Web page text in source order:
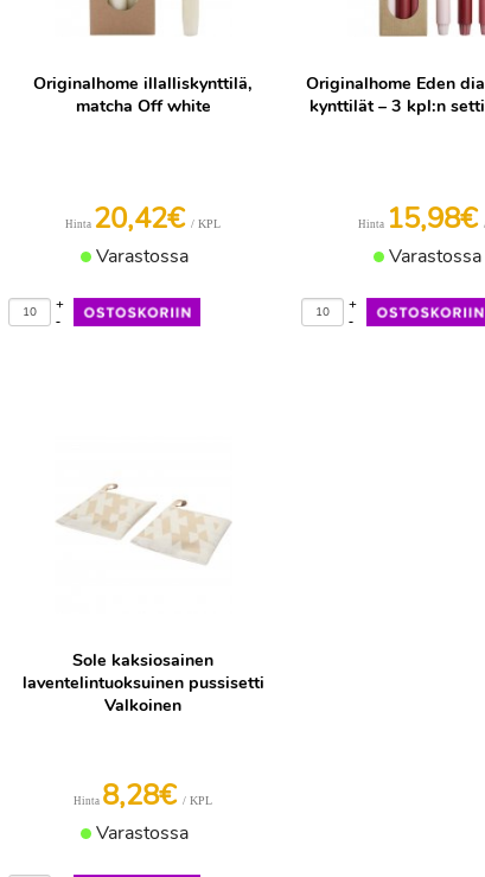
Originalhome illalliskynttilä,
matcha Off white
Hinta 20,42€ / KPL
Varastossa
-
+
Originalhome Eden
kynttilät – 3 kpl:n
Hinta 15,98€
Varastossa
-
+
Sole kaksiosainen
laventelintuoksuinen pussisetti
Valkoinen
Hinta 8,28€ / KPL
Varastossa